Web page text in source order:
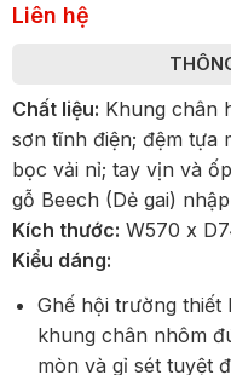
Liên hệ
Chất liệu: Khung chân
sơn tĩnh điện; đệm tựa
bọc vải nỉ; tay vịn và
gỗ Beech (Dẻ gai)
Kích thước: W570 x
Kiểu dáng:
Ghế hội trường thiết
khung chân nhôm
mòn và gỉ sét tuyệt